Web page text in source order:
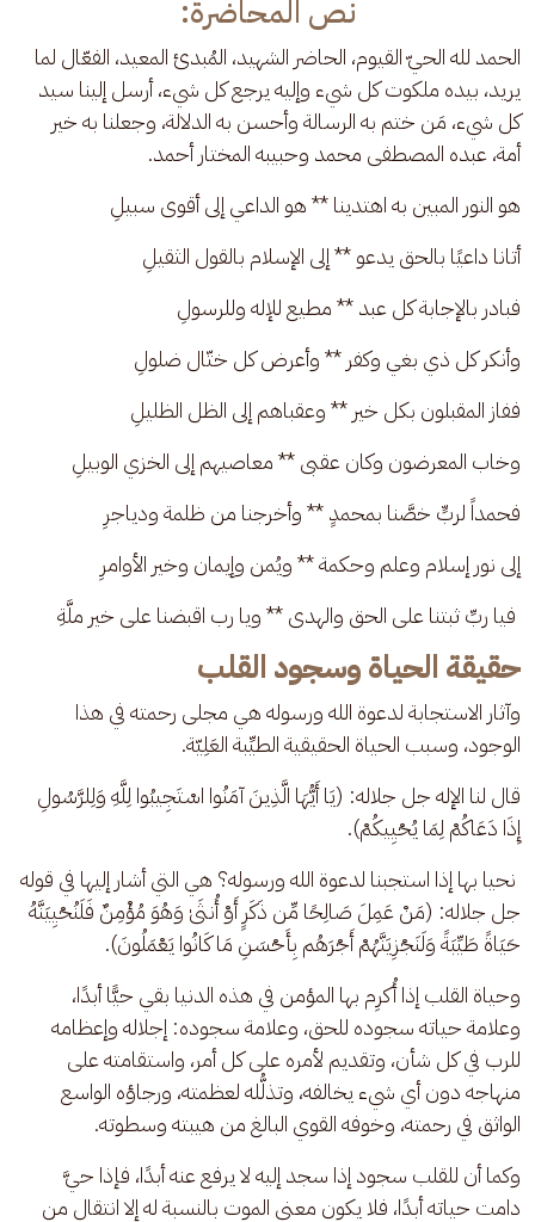
نص المحاضرة:
الحمد لله الحيّ القيوم، الحاضر الشهيد، المُبدئ المعيد، الفعّال لما
يريد، بيده ملكوت كل شيء وإليه يرجع كل شيء، أرسل إلينا سيد
كل شيء، مَن ختم به الرسالة وأحسن به الدلالة، وجعلنا به خير
أمة، عبده المصطفى محمد وحبيبه المختار أحمد.
هو النور المبين به اهتدينا ** هو الداعي إلى أقوى سبيلِ
أتانا داعيًا بالحق يدعو ** إلى الإسلام بالقول الثقيلِ
فبادر بالإجابة كل عبد ** مطيع للإله وللرسولِ
وأنكر كل ذي بغي وكفر ** وأعرض كل ختّال ضلولِ
ففاز المقبلون بكل خير ** وعقباهم إلى الظل الظليلِ
وخاب المعرضون وكان عقبى ** معاصيهم إلى الخزي الوبيلِ
فحمداً لربٍّ خصَّنا بمحمدٍ ** وأخرجنا من ظلمة ودياجرِ
إلى نور إسلام وعلم وحكمة ** ويُمن وإيمان وخير الأوامرِ
فيا ربِّ ثبتنا على الحق والهدى ** ويا رب اقبضنا على خير ملَّةِ
حقيقة الحياة وسجود القلب
وآثار الاستجابة لدعوة الله ورسوله هي مجلى رحمته في هذا
الوجود، وسبب الحياة الحقيقية الطيِّبة العَلِيّة.
قال لنا الإله جل جلاله: (يَا أَيُّهَا الَّذِينَ آمَنُوا اسْتَجِيبُوا لِلَّهِ وَلِلرَّسُولِ
إِذَا دَعَاكُمْ لِمَا يُحْيِيكُمْ).
نحيا بها إذا استجبنا لدعوة الله ورسوله؟ هي التي أشار إليها في قوله
جل جلاله: (مَنْ عَمِلَ صَالِحًا مِّن ذَكَرٍ أَوْ أُنثَىٰ وَهُوَ مُؤْمِنٌ فَلَنُحْيِيَنَّهُ
حَيَاةً طَيِّبَةً وَلَنَجْزِيَنَّهُمْ أَجْرَهُم بِأَحْسَنِ مَا كَانُوا يَعْمَلُونَ).
وحياة القلب إذا أُكرِم بها المؤمن في هذه الدنيا بقي حيًّا أبدًا،
وعلامة حياته سجوده للحق، وعلامة سجوده: إجلاله وإعظامه
للرب في كل شأن، وتقديم لأمره على كل أمر، واستقامته على
منهاجه دون أي شيء يخالفه، وتذلُّله لعظمته، ورجاؤه الواسع
الواثق في رحمته، وخوفه القوي البالغ من هيبته وسطوته.
وكما أن للقلب سجود إذا سجد إليه لا يرفع عنه أبدًا، فإذا حيَّ
دامت حياته أبدًا، فلا يكون معنى الموت بالنسبة له إلا انتقال من